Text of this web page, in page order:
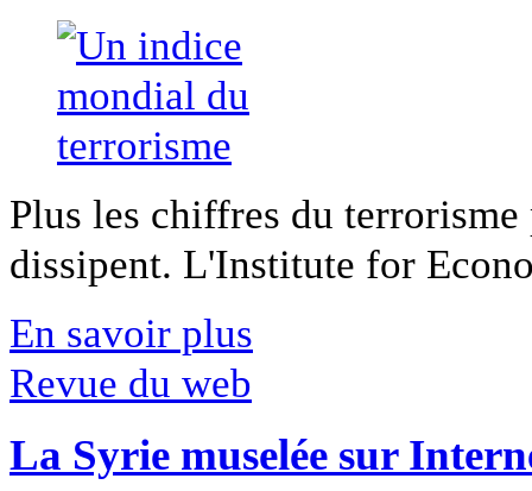
Plus les chiffres du
dissipent. L'Institute for
En savoir plus
Revue du web
La Syrie muselée sur